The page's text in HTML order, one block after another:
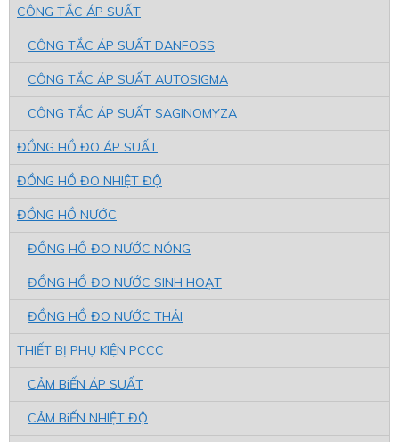
CÔNG TẮC ÁP SUẤT
CÔNG TẮC ÁP SUẤT DANFOSS
CÔNG TẮC ÁP SUẤT AUTOSIGMA
CÔNG TẮC ÁP SUẤT SAGINOMYZA
ĐỒNG HỒ ĐO ÁP SUẤT
ĐỒNG HỒ ĐO NHIỆT ĐỘ
ĐỒNG HỒ NƯỚC
ĐỒNG HỒ ĐO NƯỚC NÓNG
ĐỒNG HỒ ĐO NƯỚC SINH HOẠT
ĐỒNG HỒ ĐO NƯỚC THẢI
THIẾT BỊ PHỤ KIỆN PCCC
CẢM BiẾN ÁP SUẤT
CẢM BiẾN NHIỆT ĐỘ